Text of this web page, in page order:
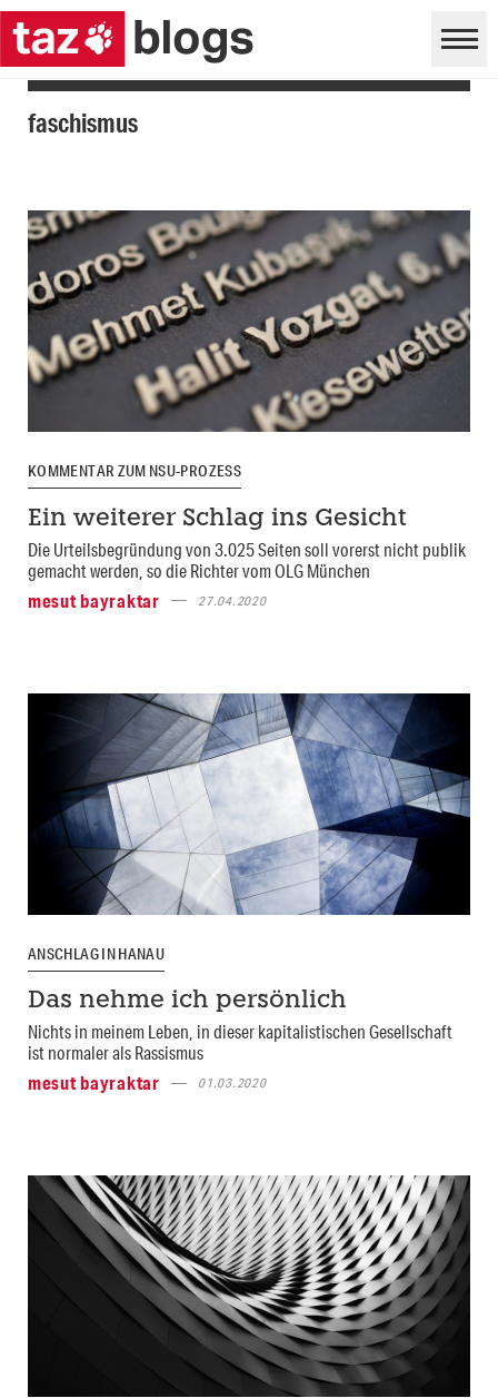
faschismus
KOMMENTAR ZUM NSU-PROZESS
Ein weiterer Schlag ins Gesicht
Die Urteilsbegründung von 3.025 Seiten soll vorerst nicht publik
gemacht werden, so die Richter vom OLG München
mesut bayraktar
27.04.2020
ANSCHLAG IN HANAU
Das nehme ich persönlich
Nichts in meinem Leben, in dieser kapitalistischen Gesellschaft
ist normaler als Rassismus
mesut bayraktar
01.03.2020